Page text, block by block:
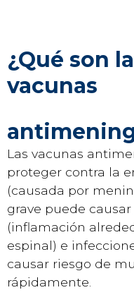
¿Qué son
vacunas
Las vacunas
proteger contra la
(causada por
grave puede causar
(inflamación
espinal) e
causar riesgo de
rápidamente.